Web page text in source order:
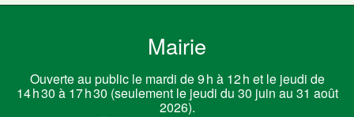
Mairie
Ouverte au public le mardi de 9 h à 12 h et le jeudi de
14 h 30 à 17 h 30 (seulement le jeudi du 30 juin au 31 août
2026).